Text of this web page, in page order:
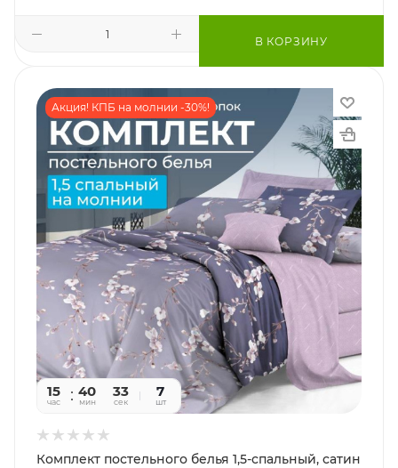
В КОРЗИНУ
Акция! КПБ на молнии -30%!
15
час
40
мин
31
сек
7
шт
Комплект постельного белья 1,5-спальный, сатин